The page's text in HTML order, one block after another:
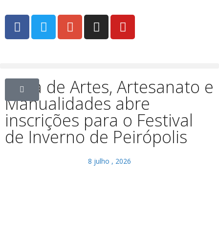
Feira de Artes, Artesanato e
Manualidades abre
inscrições para o Festival
de Inverno de Peirópolis
8 julho , 2026